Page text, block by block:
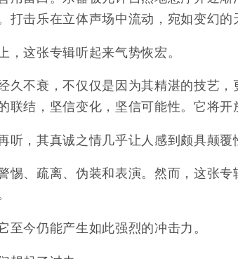
打击乐在立体声场中流动，宛如变幻的
，这张专辑听起来气势恢宏。
久不衰，不仅仅是因为其精湛的技艺
联结，坚信变化，坚信可能性。它将开
听，其真诚之情几乎让人感到颇具颠覆
惕、疏离、伪装和表演。然而，这张
至今仍能产生如此强烈的冲击力。